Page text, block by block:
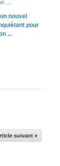
nouvel
pour
...
suivant »